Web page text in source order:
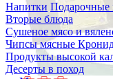
Напитки Подарочные
Вторые блюда
Сушеное мясо и
Чипсы мясные
Продукты высокой
Десерты в поход